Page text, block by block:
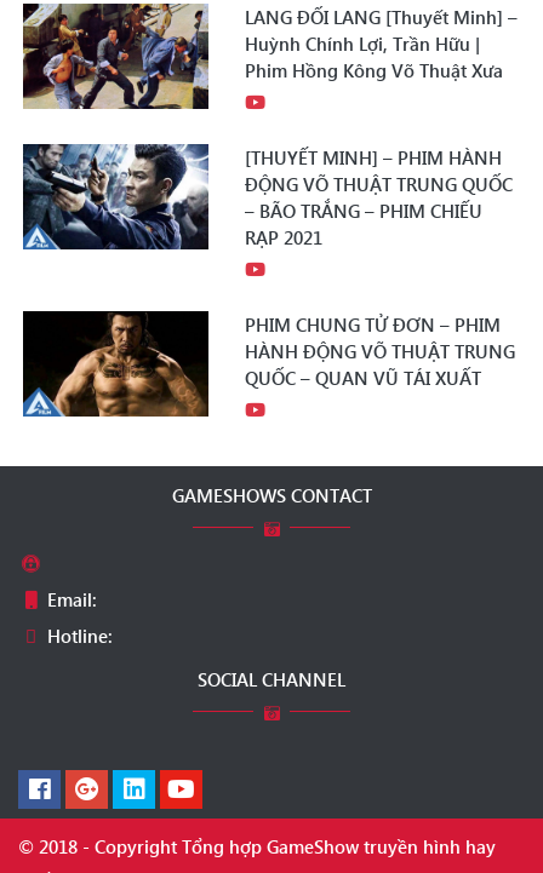
LANG ĐỐI LANG [Thuyết Minh] –
Huỳnh Chính Lợi, Trần Hữu |
Phim Hồng Kông Võ Thuật Xưa
[THUYẾT MINH] – PHIM HÀNH
ĐỘNG VÕ THUẬT TRUNG QUỐC
– BÃO TRẮNG – PHIM CHIẾU
RẠP 2021
PHIM CHUNG TỬ ĐƠN – PHIM
HÀNH ĐỘNG VÕ THUẬT TRUNG
QUỐC – QUAN VŨ TÁI XUẤT
GAMESHOWS CONTACT
Email:
Hotline:
SOCIAL CHANNEL
© 2018 - Copyright Tổng hợp GameShow truyền hình hay